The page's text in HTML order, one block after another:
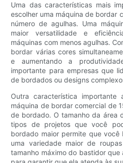
Uma das características mais
escolher uma máquina de bordar
número de agulhas. Uma
maior versatilidade e
máquinas com menos agulhas.
bordar várias cores
e aumentando a
importante para empresas que
de bordados ou designs
Outra característica
máquina de bordar comercial de
de bordado. O tamanho da área
tipos de projetos que você
bordado maior permite que você
uma variedade maior de
tamanho máximo do bastidor